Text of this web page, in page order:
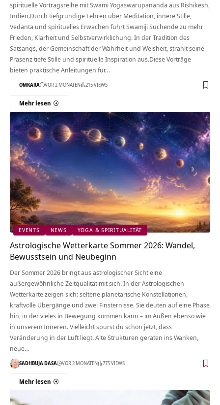
spirituelle Vortragsreihe mit Swami Yogaswarupananda aus Rishikesh,
Indien.Durch tiefgründige Lehren über Meditation, innere Stille,
Vedanta und spirituelles Erwachen führt Swamiji Suchende zu mehr
Frieden, Klarheit und Selbstverwirklichung. In der Tradition des
Satsangs, der Gemeinschaft der Wahrheit und Weisheit, strahlt seine
Präsenz tiefe Stille und spirituelle Inspiration aus.Diese Vorträge
bieten praktische Anleitungen für…
OMKARA VOR 2 MONATEN 215 VIEWS
Mehr lesen
EVENTS NEWS YOGA & SPIRITUALITÄT
Astrologische Wetterkarte Sommer 2026: Wandel,
Bewusstsein und Neubeginn
Der Sommer 2026 bringt aus astrologischer Sicht eine
außergewöhnliche Zeitqualität mit sich. In der Astrologischen
Wetterkarte zeigen sich: seltene planetarische Konstellationen,
kraftvolle Übergänge und zwei Finsternisse. Sie deuten auf eine Phase
hin, in der vieles in Bewegung kommen kann – im Außen ebenso wie
in unserem Inneren. Vielleicht spürst du schon jetzt, dass
Veränderung in der Luft liegt. Alte Strukturen geraten ins Wanken,
neue…
SADHBUJA DASA VOR 2 MONATEN 775 VIEWS
Mehr lesen